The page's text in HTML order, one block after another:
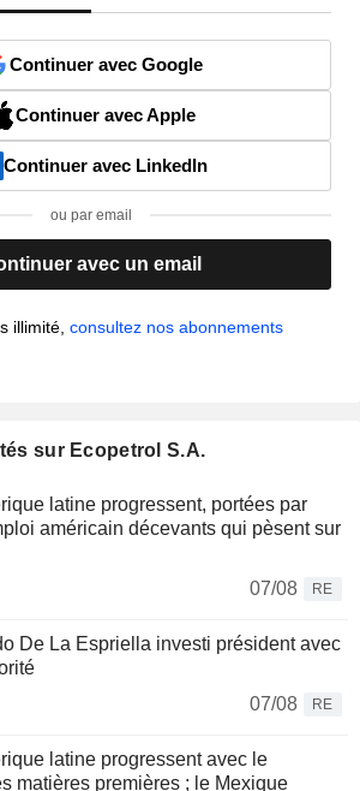
Continuer avec Google
Continuer avec Apple
Continuer avec LinkedIn
ou par email
avec un email
illimité, consultez nos abonnements
sur Ecopetrol S.A.
latine progressent, portées par
américain décevants qui pèsent sur
07/08
RE
De La Espriella investi président avec
07/08
RE
latine progressent avec le
matières premières ; le Mexique